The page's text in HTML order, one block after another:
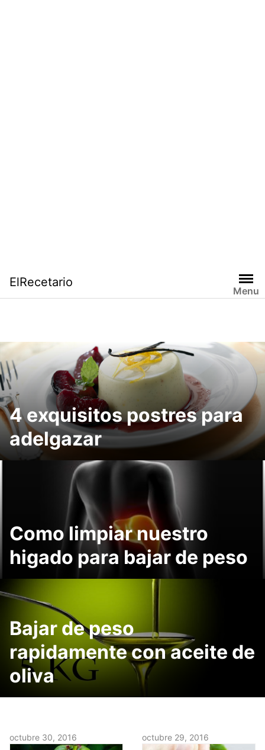
contenido
ElRecetario
Menu
4 exquisitos postres para
adelgazar
Como limpiar nuestro
higado para bajar de peso
Bajar de peso
rapidamente con aceite de
oliva
octubre 30, 2016 octubre 29, 2016